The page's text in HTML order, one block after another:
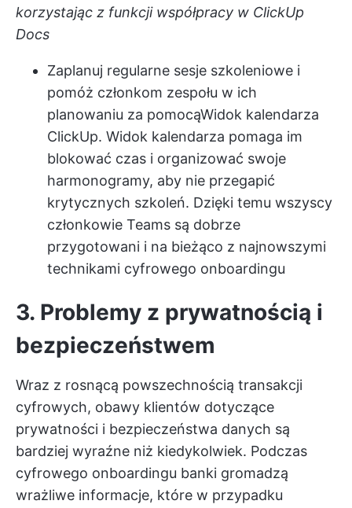
korzystając z funkcji współpracy w ClickUp
Docs
Zaplanuj regularne sesje szkoleniowe i
pomóż członkom zespołu w ich
planowaniu za pomocąWidok kalendarza
ClickUp. Widok kalendarza pomaga im
blokować czas i organizować swoje
harmonogramy, aby nie przegapić
krytycznych szkoleń. Dzięki temu wszyscy
członkowie Teams są dobrze
przygotowani i na bieżąco z najnowszymi
technikami cyfrowego onboardingu
3. Problemy z prywatnością i
bezpieczeństwem
Wraz z rosnącą powszechnością transakcji
cyfrowych, obawy klientów dotyczące
prywatności i bezpieczeństwa danych są
bardziej wyraźne niż kiedykolwiek. Podczas
cyfrowego onboardingu banki gromadzą
wrażliwe informacje, które w przypadku